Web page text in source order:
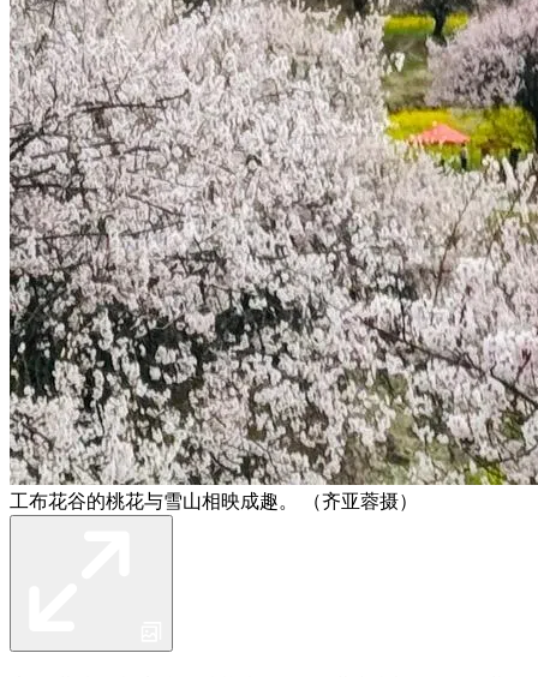
工布花谷的桃花与雪山相映成趣。 （齐亚蓉摄）